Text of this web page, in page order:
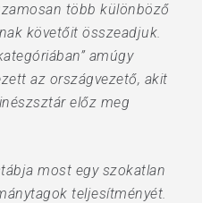
több különböző
követőit összeadjuk.
amúgy
az országvezető, akit
előz meg
most egy szokatlan
teljesítményét.